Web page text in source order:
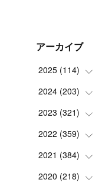
アーカイブ
2025 (114)
(1)
(8)
(6)
(9)
(5 )
2024 (203)
(24)
(10)
(18)
(17)
2023 (321)
(25)
(17)
(35)
2022 (359)
(42)
(37)
2021 (384)
(9)
2020 (218)